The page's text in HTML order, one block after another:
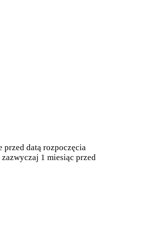
datą rozpoczęcia
1 miesiąc przed